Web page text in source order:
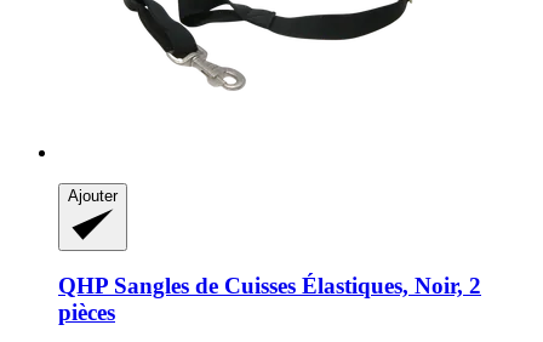
Ajouter
QHP Sangles de Cuisses Élastiques, Noir, 2
pièces